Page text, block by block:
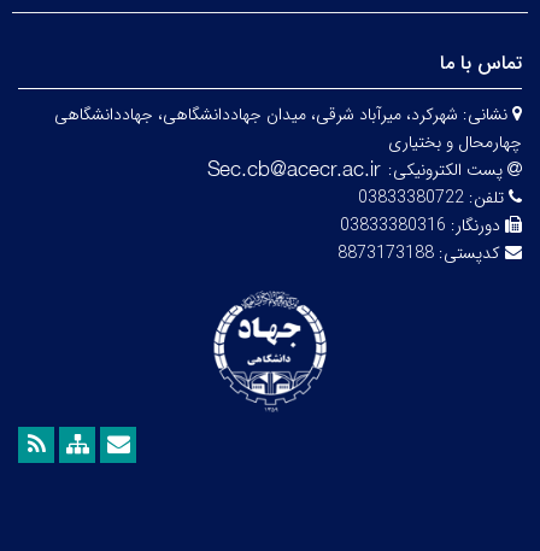
تماس با ما
نشانی: شهرکرد، میرآباد شرقی، میدان جهاددانشگاهی، جهاددانشگاهی
چهارمحال و بختیاری
پست الکترونیکی:
تلفن: 03833380722
دورنگار: 03833380316
کدپستی: 8873173188